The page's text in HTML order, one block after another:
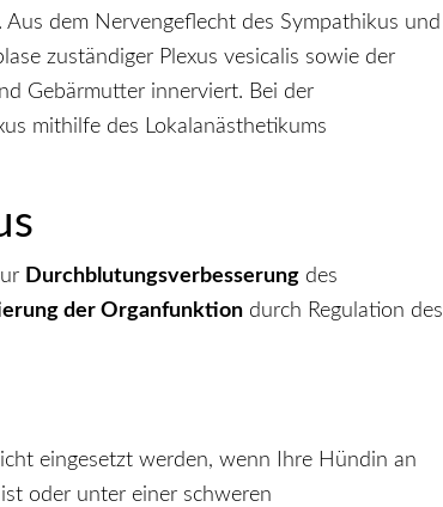
dem Nervengeflecht des Sympathikus und
zuständiger Plexus vesicalis sowie der
Gebärmutter innerviert. Bei der
mithilfe des Lokalanästhetikums
Durchblutungsverbesserung des
der Organfunktion durch Regulation des
eingesetzt werden, wenn Ihre Hündin an
oder unter einer schweren